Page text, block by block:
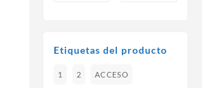
Etiquetas del producto
1 2 ACCESO